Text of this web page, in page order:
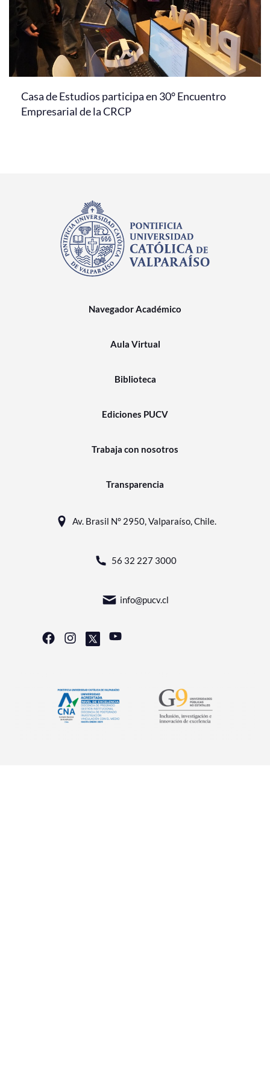
Casa de Estudios participa en 30° Encuentro
Empresarial de la CRCP
Navegador Académico
Aula Virtual
Biblioteca
Ediciones PUCV
Trabaja con nosotros
Transparencia
Av. Brasil N° 2950, Valparaíso, Chile.
56 32 227 3000
info@pucv.cl